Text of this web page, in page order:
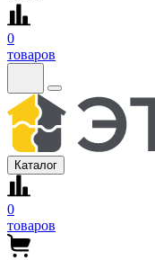
0
товаров
Каталог
0
товаров